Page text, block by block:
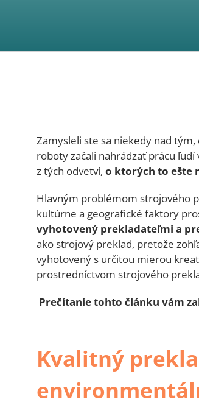
Zamysleli ste sa niekedy nad
roboty začali nahrádzať prácu
z tých odvetví, o ktorých to ešte
Hlavným problémom strojového
kultúrne a geografické faktory
vyhotovený prekladateľmi a
ako strojový preklad, pretože
vyhotovený s určitou mierou
prostredníctvom strojového
Prečítanie tohto článku vám
Kvalitný